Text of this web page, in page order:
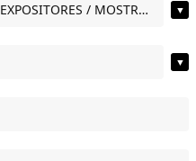
IMPLANTACIONES / LINEALES / EXPOSITORES / MOSTRADORES (12) ▼
▼